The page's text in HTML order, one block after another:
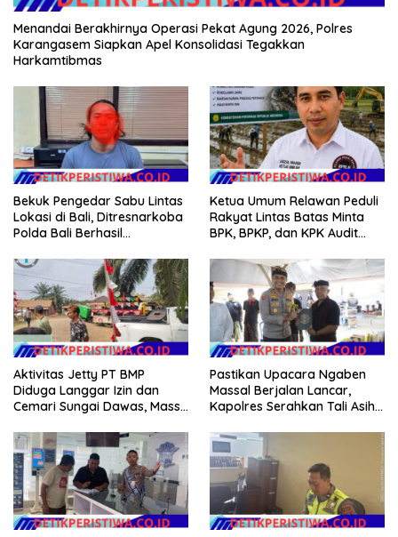
Menandai Berakhirnya Operasi Pekat Agung 2026, Polres
Karangasem Siapkan Apel Konsolidasi Tegakkan
Harkamtibmas
Bekuk Pengedar Sabu Lintas
Lokasi di Bali, Ditresnarkoba
Polda Bali Berhasil
Seberat 123 Gram Lebih
Ketua Umum Relawan Peduli
Rakyat Lintas Batas Minta
BPK, BPKP, dan KPK Audit
Kementan Pascabanjir di
Aceh
Aktivitas Jetty PT BMP
Diduga Langgar Izin dan
Cemari Sungai Dawas, Massa
Barikade 98 Minta
Pemerintah Usut Tuntas
Pastikan Upacara Ngaben
Massal Berjalan Lancar,
Kapolres Serahkan Tali Asih